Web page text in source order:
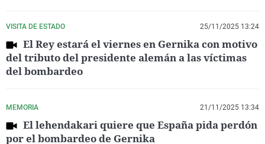
VISITA DE ESTADO 25/11/2025 13:24
El Rey estará el viernes en Gernika con motivo
del tributo del presidente alemán a las víctimas
del bombardeo
MEMORIA 21/11/2025 13:34
El lehendakari quiere que España pida perdón
por el bombardeo de Gernika